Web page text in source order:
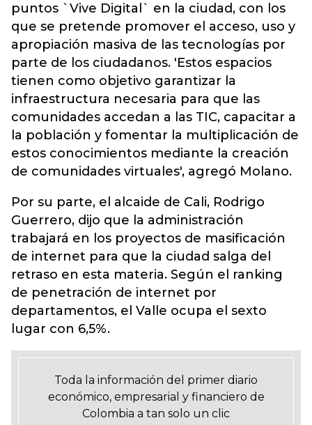
puntos `Vive Digital` en la ciudad, con los
que se pretende promover el acceso, uso y
apropiación masiva de las tecnologías por
parte de los ciudadanos. 'Estos espacios
tienen como objetivo garantizar la
infraestructura necesaria para que las
comunidades accedan a las TIC, capacitar a
la población y fomentar la multiplicación de
estos conocimientos mediante la creación
de comunidades virtuales', agregó Molano.
Por su parte, el alcaide de Cali, Rodrigo
Guerrero, dijo que la administración
trabajará en los proyectos de masificación
de internet para que la ciudad salga del
retraso en esta materia. Según el ranking
de penetración de internet por
departamentos, el Valle ocupa el sexto
lugar con 6,5%.
Toda la información del primer diario
económico, empresarial y financiero de
Colombia a tan solo un clic